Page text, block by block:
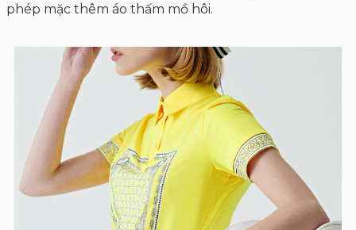
phép mặc thêm áo thấm mồ hôi.